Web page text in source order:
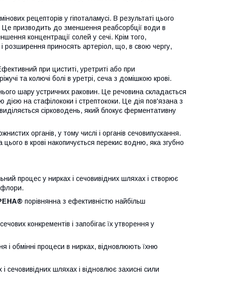
рецепторів у гіпоталамусі. В результаті цього
Це призводить до зменшення реабсорбції води в
концентрації солей у сечі. Крім того,
і розширення приносять артеріол, що, в свою чергу,
при циститі, уретриті або при
та колючі болі в уретрі, сеча з домішкою крові.
шару устричних раковин. Це речовина складається
дією на стафілококи і стрептококи. Це дія пов'язана з
сірководень, який блокує ферментативну
органів, у тому числі і органів сечовипускання.
в крові накопичується перекис водню, яка згубно
процес у нирках і сечовивідних шляхах і створює
порівнянна з ефективністю найбільш
конкрементів і запобігає їх утворення у
і обмінні процеси в нирках, відновлюють їхню
сечовивідних шляхах і відновлює захисні сили